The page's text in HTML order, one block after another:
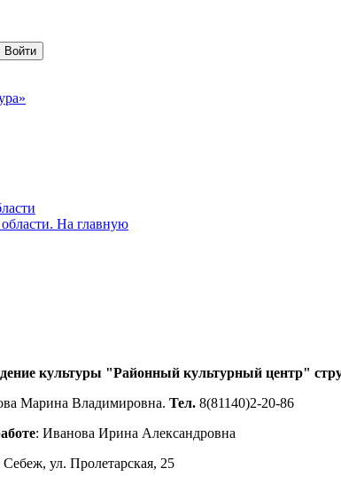
Войти
культуры "Районный культурный центр"
Марина Владимировна. Тел. 8(81140)2-20-86
: Иванова Ирина Александровна
Себеж, ул. Пролетарская, 25